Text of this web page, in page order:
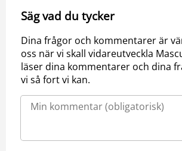
Säg vad du tycker
Dina frågor och kommentarer är
oss när vi skall vidareutveckla
läser dina kommentarer och dina
vi så fort vi kan.